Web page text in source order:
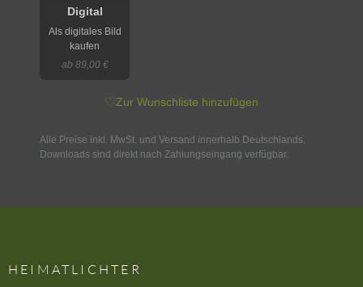
Digital
Als digitales Bild
kaufen
ab 89,00 €
♡Zur Wunschliste hinzufügen
Alle Preise inkl. MwSt. und Versand innerhalb Deutschlands.
Downloads sind direkt nach Zahlungseingang verfügbar.
HEIMATLICHTER